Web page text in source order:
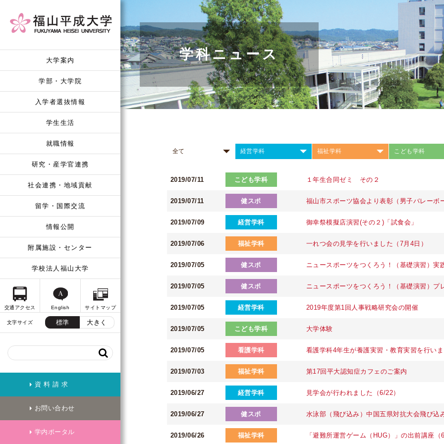
大学案内
学部・大学院
入学者選抜情報
学生生活
就職情報
研究・産学官連携
社会連携・地域貢献
留学・国際交流
情報公開
附属施設・センター
学校法人福山大学
交通アクセス English サイトマップ
文字サイズ 標準 大きく
資 料 請 求
お問い合わせ
学内ポータル
学科ニュース
全て 経営学科 福祉学科 こども学科
2019/07/11 こども学科 １年生合同ゼミ その２
2019/07/11 健スポ 福山市スポーツ協会より表彰（男子バレーボ
2019/07/09 経営学科 御幸祭模擬店演習(その２)「試食会」
2019/07/06 福祉学科 一れつ会の見学を行いました（7月4日）
2019/07/05 健スポ ニュースポーツをつくろう！（基礎演習）実
2019/07/05 健スポ ニュースポーツをつくろう！（基礎演習）プ
2019/07/05 経営学科 2019年度第1回人事戦略研究会の開催
2019/07/05 こども学科 大学体験
2019/07/05 看護学科 看護学科4年生が養護実習・教育実習を行い
2019/07/03 福祉学科 第17回平大認知症カフェのご案内
2019/06/27 経営学科 見学会が行われました（6/22）
2019/06/27 健スポ 水泳部（飛び込み）中国五県対抗大会飛び込
2019/06/26 福祉学科 「避難所運営ゲーム（HUG）」の出前講座（